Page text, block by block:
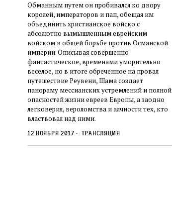
Обманным путем он пробивался ко двору
королей, императоров и пап, обещая им
объединить христианское войско с
абсолютно вымышленным еврейским
войском в общей борьбе против Османской
империи. Описывая совершенно
фантастическое, временами уморительно
веселое, но в итоге обреченное на провал
путешествие Реувени, Шама создает
панораму мессианских устремлений и полной
опасностей жизни евреев Европы, а заодно
легковерия, вероломства и алчности тех, кто
властвовал над ними.
12 ноября 2017 Трансляция